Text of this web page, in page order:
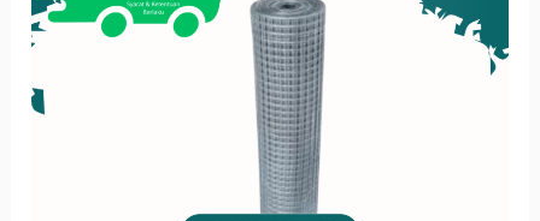
Konstruksi
dan
Keamanan